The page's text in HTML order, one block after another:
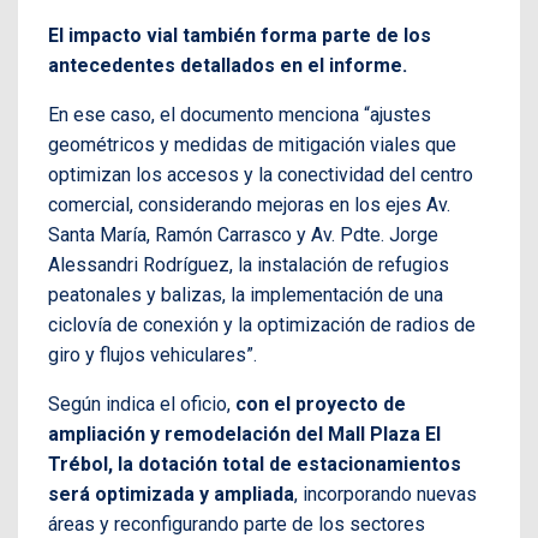
El impacto vial también forma parte de los
antecedentes detallados en el informe.
En ese caso, el documento menciona “ajustes
geométricos y medidas de mitigación viales que
optimizan los accesos y la conectividad del centro
comercial, considerando mejoras en los ejes Av.
Santa María, Ramón Carrasco y Av. Pdte. Jorge
Alessandri Rodríguez, la instalación de refugios
peatonales y balizas, la implementación de una
ciclovía de conexión y la optimización de radios de
giro y flujos vehiculares”.
Según indica el oficio, con el proyecto de
ampliación y remodelación del Mall Plaza El
Trébol, la dotación total de estacionamientos
será optimizada y ampliada, incorporando nuevas
áreas y reconfigurando parte de los sectores